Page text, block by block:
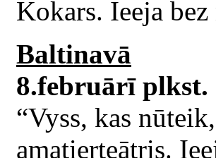
Kokars. Ieeja bez
Baltinavā
8.februārī plkst.
“Vyss, kas
amatierteātris.